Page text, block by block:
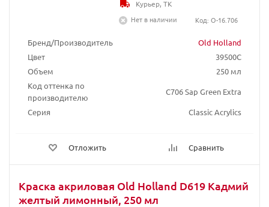
Бренд/Производитель
Old Holland
Цвет
39500C
Объем
250 мл
Код оттенка по
производителю
C706 Sap Green Extra
Серия
Classic Acrylics
Отложить Сравнить
Курьер, ТК
Нет в наличии
Код: O-16.706
Краска акриловая Old Holland D619 Кадмий
желтый лимонный, 250 мл